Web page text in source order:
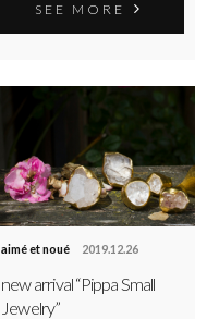
SEE MORE
aimé et noué 2019.12.26
new arrival “Pippa Small
Jewelry”